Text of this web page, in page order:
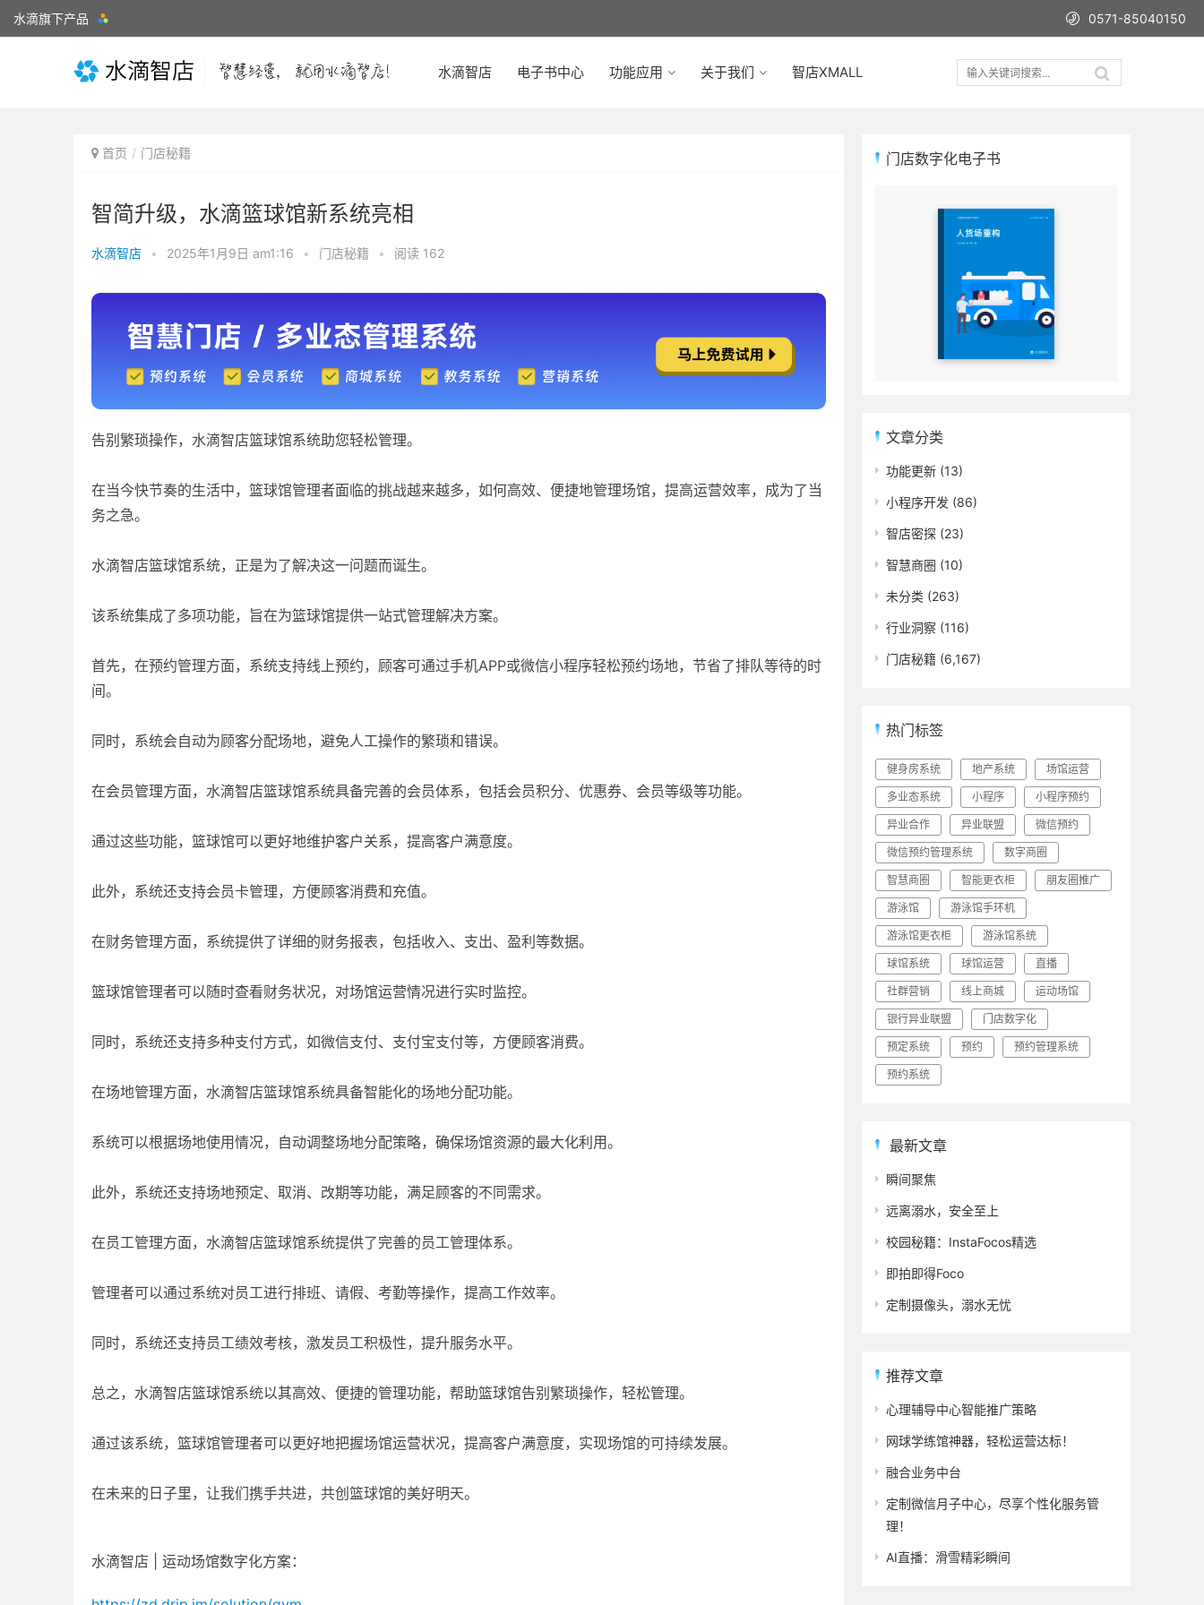
水滴旗下产品 0571-85040150
水滴智店 电子书中心 功能应用 关于我们 智店XMALL
首页 门店秘籍
智简升级，水滴篮球馆新系统亮相
水滴智店 • 2025年1月9日 am1:16 • 门店秘籍 • 阅读 162
告别繁琐操作，水滴智店篮球馆系统助您轻松管理。
在当今快节奏的生活中，篮球馆管理者面临的挑战越来越多，如何高效、便捷地管理场馆，提高运营效率，成为了当
务之急。
水滴智店篮球馆系统，正是为了解决这一问题而诞生。
该系统集成了多项功能，旨在为篮球馆提供一站式管理解决方案。
首先，在预约管理方面，系统支持线上预约，顾客可通过手机APP或微信小程序轻松预约场地，节省了排队等待的时
间。
同时，系统会自动为顾客分配场地，避免人工操作的繁琐和错误。
在会员管理方面，水滴智店篮球馆系统具备完善的会员体系，包括会员积分、优惠券、会员等级等功能。
通过这些功能，篮球馆可以更好地维护客户关系，提高客户满意度。
此外，系统还支持会员卡管理，方便顾客消费和充值。
在财务管理方面，系统提供了详细的财务报表，包括收入、支出、盈利等数据。
篮球馆管理者可以随时查看财务状况，对场馆运营情况进行实时监控。
同时，系统还支持多种支付方式，如微信支付、支付宝支付等，方便顾客消费。
在场地管理方面，水滴智店篮球馆系统具备智能化的场地分配功能。
系统可以根据场地使用情况，自动调整场地分配策略，确保场馆资源的最大化利用。
此外，系统还支持场地预定、取消、改期等功能，满足顾客的不同需求。
在员工管理方面，水滴智店篮球馆系统提供了完善的员工管理体系。
管理者可以通过系统对员工进行排班、请假、考勤等操作，提高工作效率。
同时，系统还支持员工绩效考核，激发员工积极性，提升服务水平。
总之，水滴智店篮球馆系统以其高效、便捷的管理功能，帮助篮球馆告别繁琐操作，轻松管理。
通过该系统，篮球馆管理者可以更好地把握场馆运营状况，提高客户满意度，实现场馆的可持续发展。
在未来的日子里，让我们携手共进，共创篮球馆的美好明天。
水滴智店 | 运动场馆数字化方案：
门店数字化电子书
文章分类
功能更新 (13)
小程序开发 (86)
智店密探 (23)
智慧商圈 (10)
未分类 (263)
行业洞察 (116)
门店秘籍 (6,167)
热门标签
健身房系统 地产系统 场馆运营
多业态系统 小程序 小程序预约
异业合作 异业联盟 微信预约
微信预约管理系统 数字商圈
智慧商圈 智能更衣柜 朋友圈推广
游泳馆 游泳馆手环机
游泳馆更衣柜 游泳馆系统
球馆系统 球馆运营 直播
社群营销 线上商城 运动场馆
银行异业联盟 门店数字化
预定系统 预约 预约管理系统
预约系统
最新文章
瞬间聚焦
远离溺水，安全至上
校园秘籍：InstaFocos精选
即拍即得Foco
定制摄像头，溺水无忧
推荐文章
心理辅导中心智能推广策略
网球学练馆神器，轻松运营达标！
融合业务中台
定制微信月子中心，尽享个性化服务管
理！
AI直播：滑雪精彩瞬间